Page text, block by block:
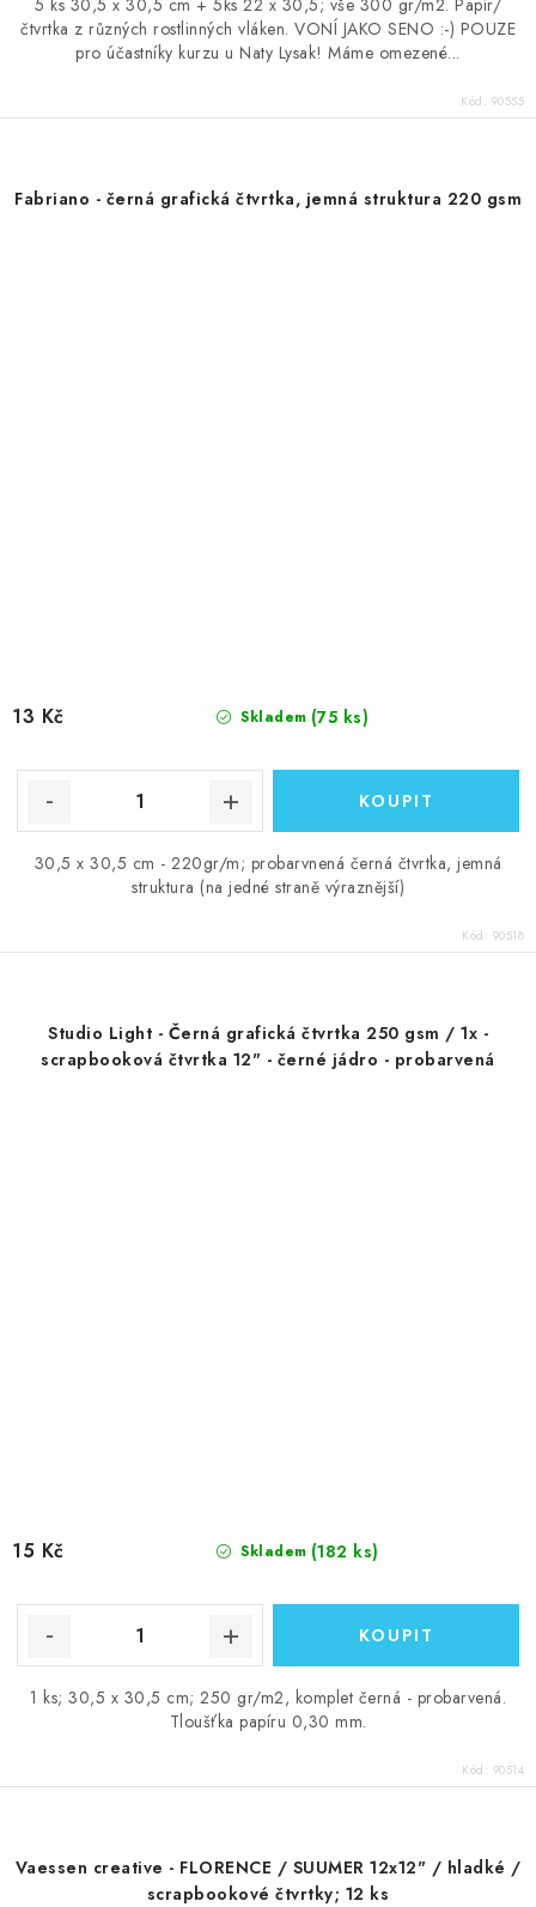
5 ks 30,5 x 30,5 cm + 5ks 22 x 30,5; vše 300 gr/m2. Papír/
čtvrtka z různých rostlinných vláken. VONÍ JAKO SENO :-) POUZE
pro účastníky kurzu u Naty Lysak! Máme omezené...
Kód: 90555
Fabriano - černá grafická čtvrtka, jemná struktura 220 gsm
Skladem (75 ks)
13 Kč
30,5 x 30,5 cm - 220gr/m; probarvnená černá čtvrtka, jemná
struktura (na jedné straně výraznější)
Kód: 90518
Studio Light - Černá grafická čtvrtka 250 gsm / 1x -
scrapbooková čtvrtka 12" - černé jádro - probarvená
Skladem (182 ks)
15 Kč
1 ks; 30,5 x 30,5 cm; 250 gr/m2, komplet černá - probarvená.
Tloušťka papíru 0,30 mm.
Kód: 90514
Vaessen creative - FLORENCE / SUUMER 12x12" / hladké /
scrapbookové čtvrtky; 12 ks